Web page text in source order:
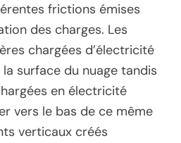
frictions émises
des charges. Les
chargées d’électricité
surface du nuage tandis
en électricité
vers le bas de ce même
verticaux créés